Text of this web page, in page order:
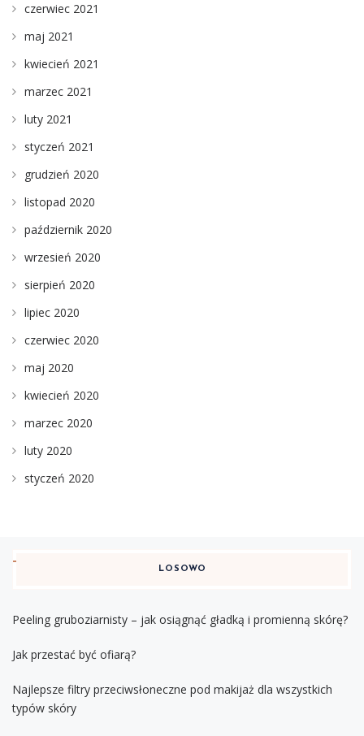
czerwiec 2021
maj 2021
kwiecień 2021
marzec 2021
luty 2021
styczeń 2021
grudzień 2020
listopad 2020
październik 2020
wrzesień 2020
sierpień 2020
lipiec 2020
czerwiec 2020
maj 2020
kwiecień 2020
marzec 2020
luty 2020
styczeń 2020
LOSOWO
Peeling gruboziarnisty – jak osiągnąć gładką i promienną skórę?
Jak przestać być ofiarą?
Najlepsze filtry przeciwsłoneczne pod makijaż dla wszystkich
typów skóry